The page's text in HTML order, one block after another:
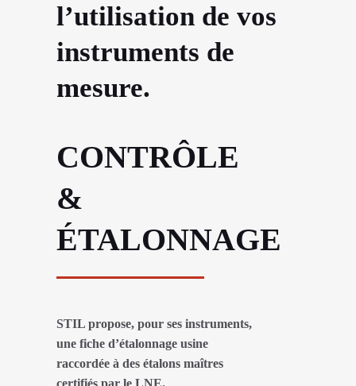
l’utilisation de vos
instruments de
mesure.
CONTRÔLE
&
ÉTALONNAGE
STIL propose, pour ses instruments,
une fiche d’étalonnage usine
raccordée à des étalons maîtres
certifiés par le LNE.